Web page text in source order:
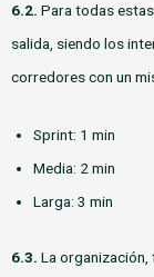
6.2. Para todas
salida, siendo los
corredores con un
Sprint: 1 min
Media: 2 min
Larga: 3 min
6.3. La